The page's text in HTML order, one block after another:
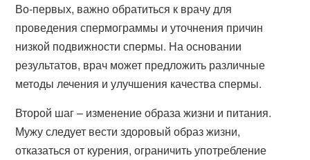
Во-первых, важно обратиться к врачу для
проведения спермограммы и уточнения причин
низкой подвижности спермы. На основании
результатов, врач может предложить различные
методы лечения и улучшения качества спермы.
Второй шаг – изменение образа жизни и питания.
Мужу следует вести здоровый образ жизни,
отказаться от курения, ограничить употребление